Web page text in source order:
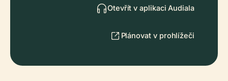
Otevřít v aplikaci Audiala
Plánovat v prohlížeči